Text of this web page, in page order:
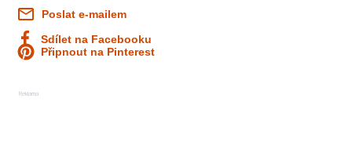
Poslat e-mailem
Sdílet na Facebooku
Připnout na Pinterest
Reklama